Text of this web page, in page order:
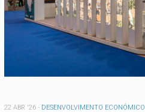
22 ABR '26 - DESENVOLVIMENTO ECONÓMICO